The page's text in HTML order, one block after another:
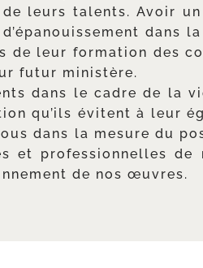
leurs talents. Avoir
dans
de leur for­ma­tion des
futur ministère.
dans le cadre de la
qu’ils évitent à leur
dans la mesure du
et pro­fes­sion­nelles de
de nos œuvres.